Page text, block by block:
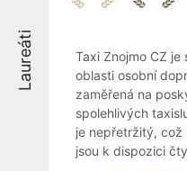
Laureáti
Taxi Znojmo CZ
oblasti osobní
zaměřená na
spolehlivých
je nepřetržitý, což
jsou k dispozici